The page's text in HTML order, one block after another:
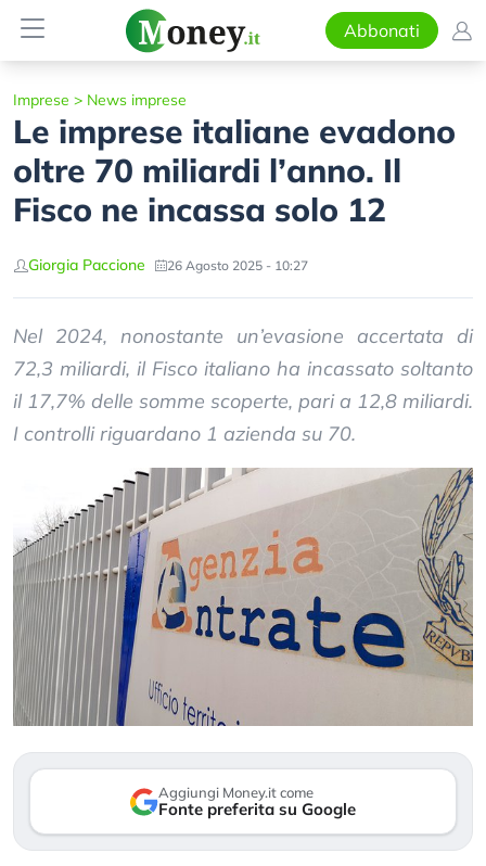
Abbonati
Imprese > News imprese
Le imprese italiane evadono
oltre 70 miliardi l’anno. Il
Fisco ne incassa solo 12
Giorgia Paccione 26 Agosto 2025 - 10:27
Nel 2024, nonostante un’evasione accertata di
72,3 miliardi, il Fisco italiano ha incassato soltanto
il 17,7% delle somme scoperte, pari a 12,8 miliardi.
I controlli riguardano 1 azienda su 70.
Aggiungi Money.it come
Fonte preferita su Google